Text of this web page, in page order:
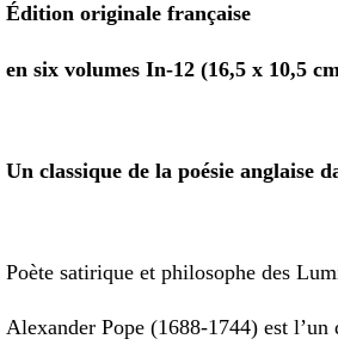
Édition originale française
en six volumes In-12 (16,5 x 10,5
Un classique de la poésie anglaise
Poète satirique et philosophe des
Alexander Pope (1688-1744) est l’un